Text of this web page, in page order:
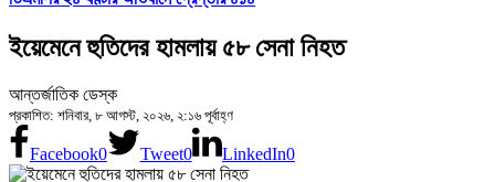
ইয়েমেনে হুতিদের হামলায় ৫৮ সেনা নিহত
আন্তর্জাতিক ডেস্ক
প্রকাশিত: শনিবার, ৮ আগস্ট, ২০২৬, ২:১৬ পূর্বাহ্ণ
Facebook0 Tweet0 LinkedIn0